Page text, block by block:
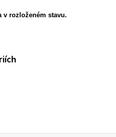
v rozloženém stavu.